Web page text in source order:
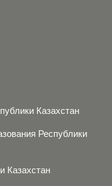
Казахстан
Республики
Казахстан